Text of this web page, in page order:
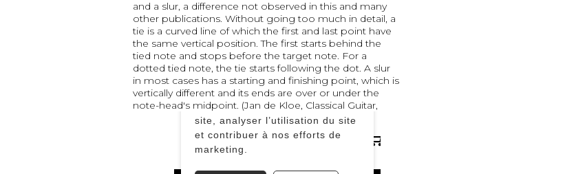
and a slur, a difference not observed in this and many
other publications. Without going too much in detail, a
tie is a curved line of which the first and last point have
the same vertical position. The first starts behind the
tied note and stops before the target note. For a
dotted tied note, the tie starts following the dot. A slur
in most cases has a starting and finishing point, which is
vertically different and its ends are over or under the
note-head's midpoint. (Jan de Kloe, Classical Guitar,